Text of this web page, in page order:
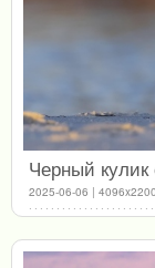
Черный
2025-06-06 | 4096x2200